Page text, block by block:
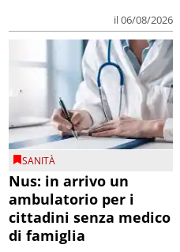
il 06/08/2026
SANITÀ
Nus: in arrivo un
ambulatorio per i
cittadini senza medico
di famiglia